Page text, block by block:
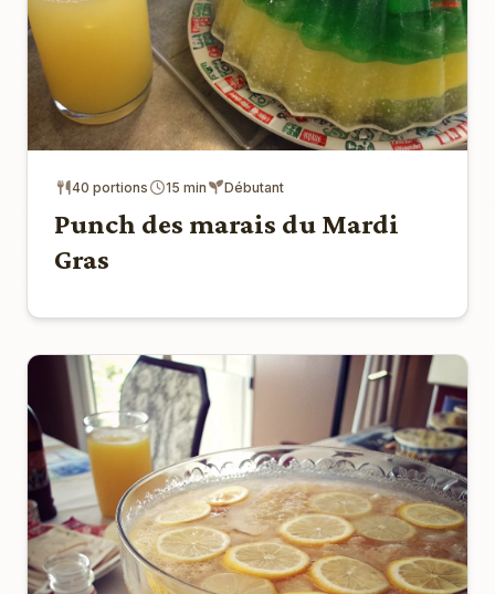
40 portions 15 min Débutant
Punch des marais du Mardi
Gras